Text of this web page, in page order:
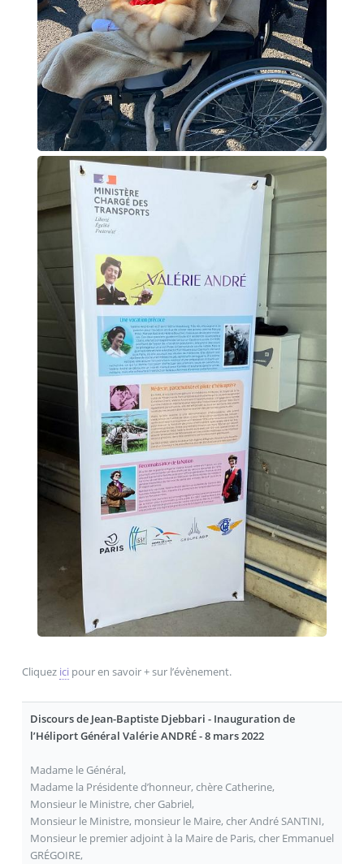
Cliquez ici pour en savoir + sur l’évènement.
Discours de Jean-Baptiste Djebbari - Inauguration de
l’Héliport Général Valérie ANDRÉ - 8 mars 2022
Madame le Général,
Madame la Présidente d’honneur, chère Catherine,
Monsieur le Ministre, cher Gabriel,
Monsieur le Ministre, monsieur le Maire, cher André SANTINI,
Monsieur le premier adjoint à la Maire de Paris, cher Emmanuel
GRÉGOIRE,